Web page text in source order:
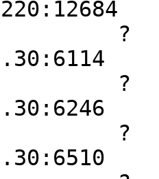
?
?
?